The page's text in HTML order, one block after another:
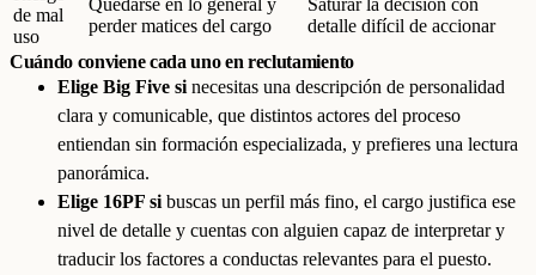
de mal
uso
Quedarse en lo general y
perder matices del cargo
Saturar la decisión con
detalle difícil de accionar
Cuándo conviene cada uno en reclutamiento
Elige Big Five si necesitas una descripción de personalidad
clara y comunicable, que distintos actores del proceso
entiendan sin formación especializada, y prefieres una lectura
panorámica.
Elige 16PF si buscas un perfil más fino, el cargo justifica ese
nivel de detalle y cuentas con alguien capaz de interpretar y
traducir los factores a conductas relevantes para el puesto.